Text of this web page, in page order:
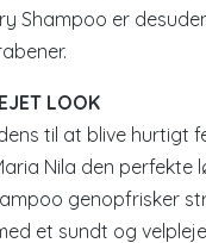
Shampoo er
LOOK
til at blive hurtigt
Nila den perfekte
genopfrisker
et sundt og